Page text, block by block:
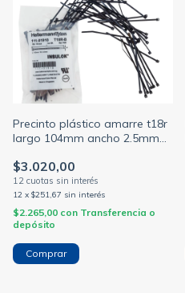
Precinto plástico amarre t18r
largo 104mm ancho 2.5mm
(HELLERMANN)
$3.020,00
12 x $251,67 sin interés
$2.265,00 con Transferencia o
depósito